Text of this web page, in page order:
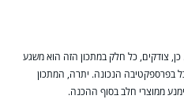
כן, צודקים, כל חלק במתכון הזה הוא משגע
בפרספקטיבה הנכונה. יתרה, המתכון
ממוצרי חלב בסוף ההכנה.